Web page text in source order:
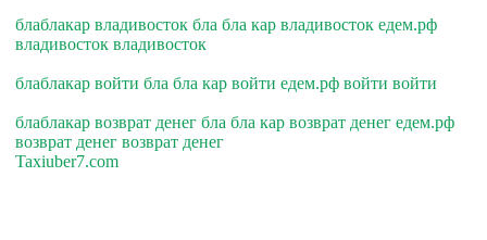
блаблакар владивосток бла бла кар владивосток едем.рф
владивосток владивосток
блаблакар войти бла бла кар войти едем.рф войти войти
блаблакар возврат денег бла бла кар возврат денег едем.рф
возврат денег возврат денег
Taxiuber7.com